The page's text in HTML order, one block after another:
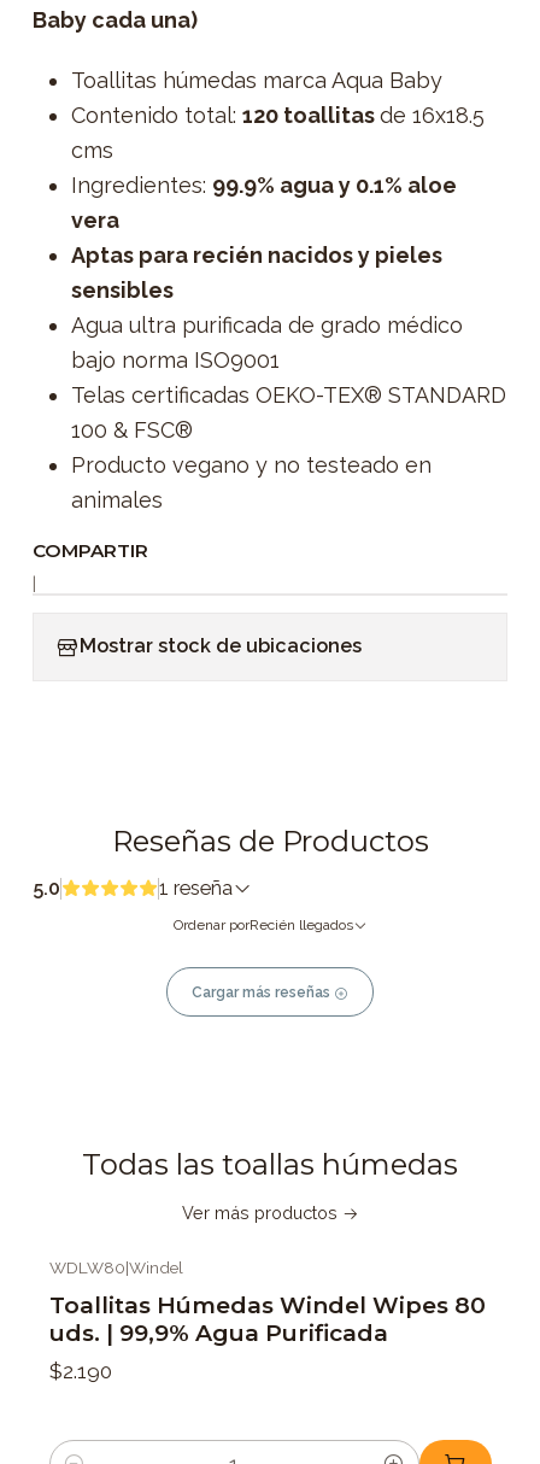
Baby cada una)
Toallitas húmedas marca Aqua Baby
Contenido total: 120 toallitasde 16x18.5
cms
Ingredientes: 99.9% agua y 0.1% aloe
vera
Aptas para recién nacidos y pieles
sensibles
Agua ultra purificada de grado médico
bajo norma ISO9001
Telas certificadas OEKO-TEX® STANDARD
100 & FSC®
Producto vegano y no testeado en
animales
COMPARTIR
Mostrar stock de ubicaciones
Reseñas de Productos
5.0 1 reseña
Ordenar porRecién llegados
Cargar más reseñas
Todas las toallas húmedas
Ver más productos
WDLW80|Windel
Toallitas Húmedas Windel Wipes 80
uds. | 99,9% Agua Purificada
$2.190